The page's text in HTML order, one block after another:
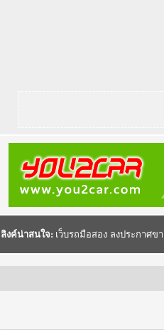
ลิงค์น่าสนใจ: เว็บรถมือสอง ลงประกาศข